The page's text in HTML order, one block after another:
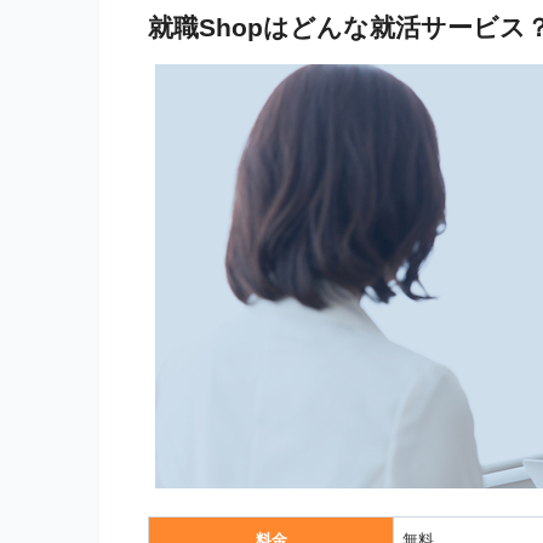
就職Shopはどんな就活サービス